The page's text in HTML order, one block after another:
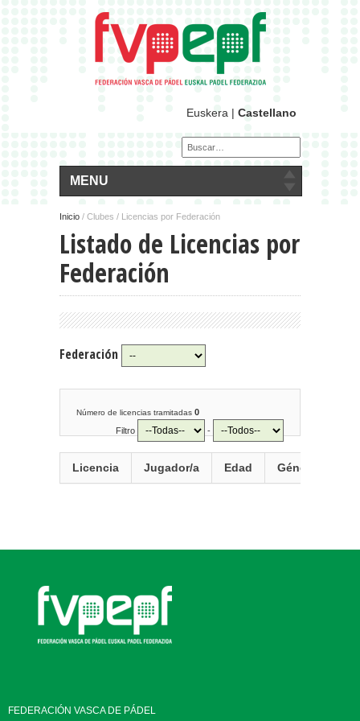
Euskera | Castellano
MENU
Inicio / Clubes / Licencias por Federación
Listado de Licencias por
Federación
Federación
Número de licencias tramitadas 0
Filtro
-
Licencia Jugador/a Edad Género
FEDERACIÓN VASCA DE PÁDEL